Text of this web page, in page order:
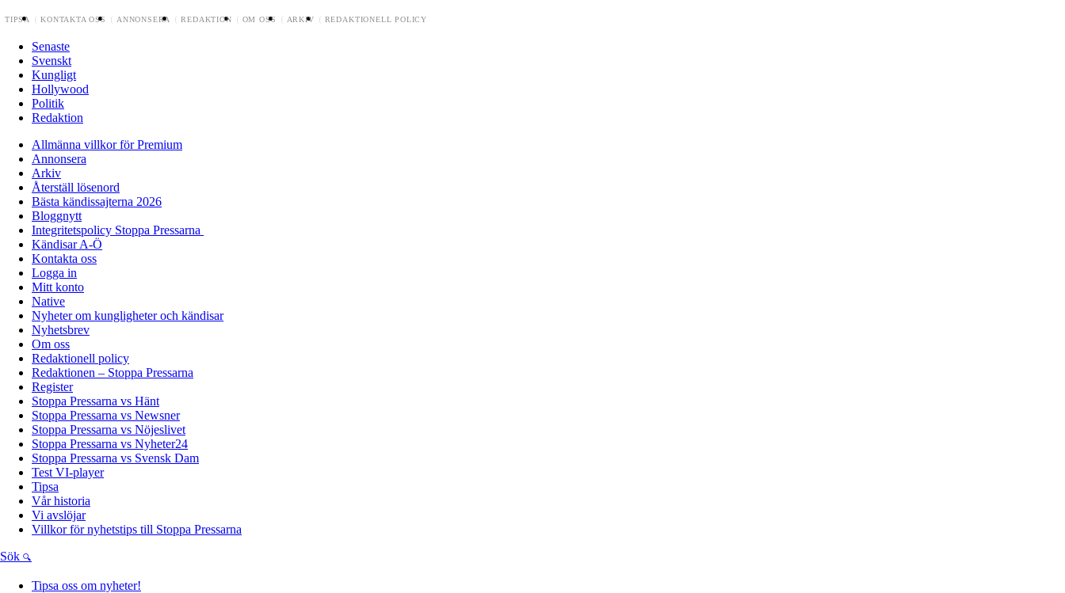
TIPSA KONTAKTA OSS ANNONSERA REDAKTION OM OSS ARKIV REDAKTIONELL POLICY
Senaste
Svenskt
Kungligt
Hollywood
Politik
Redaktion
Allmänna villkor för Premium
Annonsera
Arkiv
Återställ lösenord
Bästa kändissajterna 2026
Bloggnytt
Integritetspolicy Stoppa Pressarna
Kändisar A-Ö
Kontakta oss
Logga in
Mitt konto
Native
Nyheter om kungligheter och kändisar
Nyhetsbrev
Om oss
Redaktionell policy
Redaktionen – Stoppa Pressarna
Register
Stoppa Pressarna vs Hänt
Stoppa Pressarna vs Newsner
Stoppa Pressarna vs Nöjeslivet
Stoppa Pressarna vs Nyheter24
Stoppa Pressarna vs Svensk Dam
Test VI-player
Tipsa
Vår historia
Vi avslöjar
Villkor för nyhetstips till Stoppa Pressarna
Sök
Tipsa oss om nyheter!